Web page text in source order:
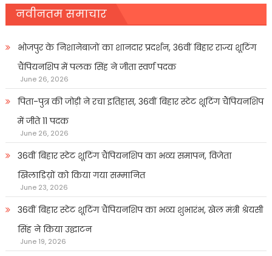
नवीनतम समाचार
भोजपुर के निशानेबाजों का शानदार प्रदर्शन, 36वीं बिहार राज्य शूटिंग
चैंपियनशिप में पलक सिंह ने जीता स्वर्ण पदक
June 26, 2026
पिता-पुत्र की जोड़ी ने रचा इतिहास, 36वीं बिहार स्टेट शूटिंग चैंपियनशिप
में जीते 11 पदक
June 26, 2026
36वीं बिहार स्टेट शूटिंग चैंपियनशिप का भव्य समापन, विजेता
खिलाडिय़ों को किया गया सम्मानित
June 23, 2026
36वीं बिहार स्टेट शूटिंग चैंपियनशिप का भव्य शुभारंभ, खेल मंत्री श्रेयसी
सिंह ने किया उद्घाटन
June 19, 2026